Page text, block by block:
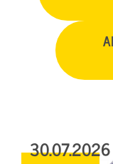
30.07.2026